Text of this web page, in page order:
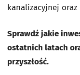
kanalizacyjnej
Sprawdź jakie
ostatnich latach
przyszłość.